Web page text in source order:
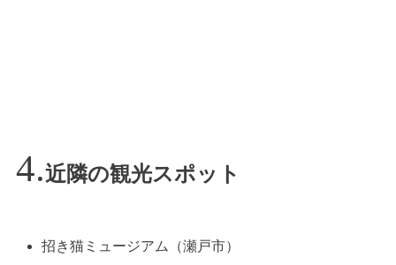
近隣の観光スポット
招き猫ミュージアム（瀬戸市）